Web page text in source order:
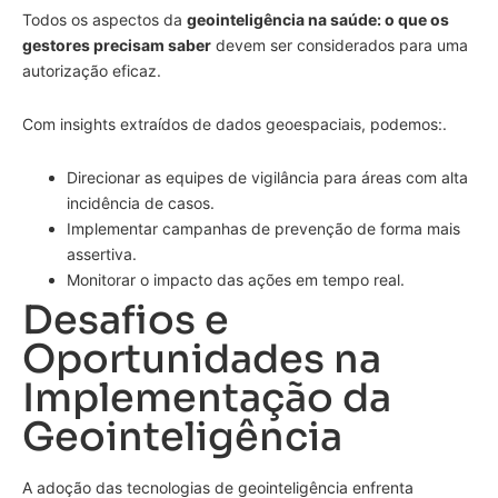
Todos os aspectos da geointeligência na saúde: o que os
gestores precisam saber devem ser considerados para uma
autorização eficaz.
Com insights extraídos de dados geoespaciais, podemos:.
Direcionar as equipes de vigilância para áreas com alta
incidência de casos.
Implementar campanhas de prevenção de forma mais
assertiva.
Monitorar o impacto das ações em tempo real.
Desafios e
Oportunidades na
Implementação da
Geointeligência
A adoção das tecnologias de geointeligência enfrenta